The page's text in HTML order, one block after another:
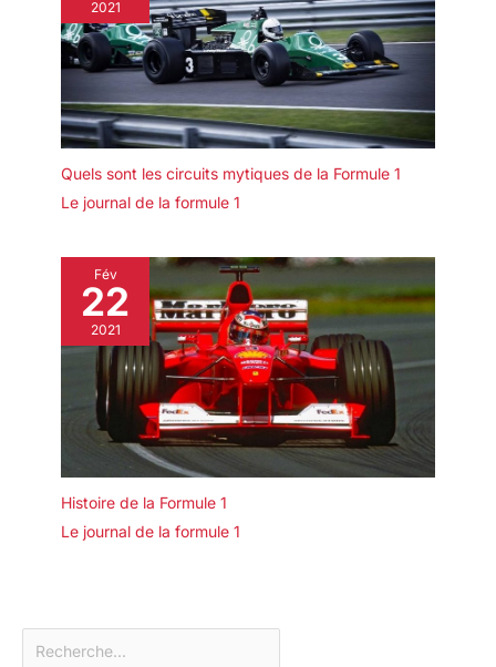
2021
Quels sont les circuits mytiques de la Formule 1
Le journal de la formule 1
Fév
22
2021
Histoire de la Formule 1
Le journal de la formule 1